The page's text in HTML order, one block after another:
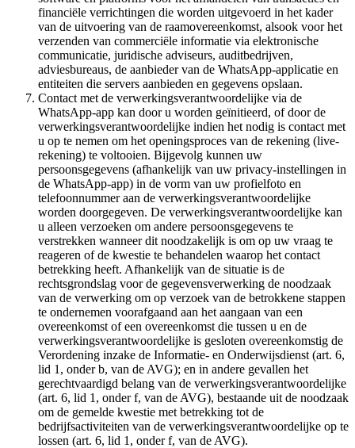
financiële verrichtingen die worden uitgevoerd in het kader
van de uitvoering van de raamovereenkomst, alsook voor het
verzenden van commerciële informatie via elektronische
communicatie, juridische adviseurs, auditbedrijven,
adviesbureaus, de aanbieder van de WhatsApp-applicatie en
entiteiten die servers aanbieden en gegevens opslaan.
Contact met de verwerkingsverantwoordelijke via de
WhatsApp-app kan door u worden geïnitieerd, of door de
verwerkingsverantwoordelijke indien het nodig is contact met
u op te nemen om het openingsproces van de rekening (live-
rekening) te voltooien. Bijgevolg kunnen uw
persoonsgegevens (afhankelijk van uw privacy-instellingen in
de WhatsApp-app) in de vorm van uw profielfoto en
telefoonnummer aan de verwerkingsverantwoordelijke
worden doorgegeven. De verwerkingsverantwoordelijke kan
u alleen verzoeken om andere persoonsgegevens te
verstrekken wanneer dit noodzakelijk is om op uw vraag te
reageren of de kwestie te behandelen waarop het contact
betrekking heeft. Afhankelijk van de situatie is de
rechtsgrondslag voor de gegevensverwerking de noodzaak
van de verwerking om op verzoek van de betrokkene stappen
te ondernemen voorafgaand aan het aangaan van een
overeenkomst of een overeenkomst die tussen u en de
verwerkingsverantwoordelijke is gesloten overeenkomstig de
Verordening inzake de Informatie- en Onderwijsdienst (art. 6,
lid 1, onder b, van de AVG); en in andere gevallen het
gerechtvaardigd belang van de verwerkingsverantwoordelijke
(art. 6, lid 1, onder f, van de AVG), bestaande uit de noodzaak
om de gemelde kwestie met betrekking tot de
bedrijfsactiviteiten van de verwerkingsverantwoordelijke op te
lossen (art. 6, lid 1, onder f, van de AVG).